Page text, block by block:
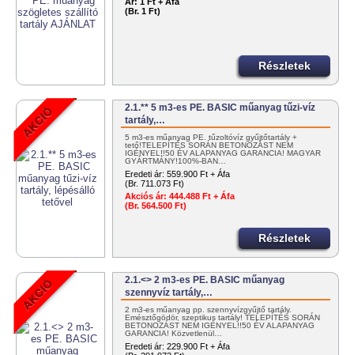
(Br. 1 Ft)
Részletek
2.1.** 5 m3-es PE. BASIC műanyag tűzi-víz
tartály,…
5 m3-es műanyag PE. tűzoltóvíz gyűjtőtartály +
tető!TELEPÍTÉS SORÁN BETONOZÁST NEM
IGÉNYEL!!50 ÉV ALAPANYAG GARANCIA! MAGYAR
GYÁRTMÁNY!100%-BAN…
Eredeti ár: 559.900 Ft + Áfa
(Br. 711.073 Ft)
Akciós ár: 444.488 Ft + Áfa
(Br. 564.500 Ft)
Részletek
2.1.<> 2 m3-es PE. BASIC műanyag
szennyvíz tartály,…
2 m3-es műanyag pp. szennyvízgyűjtő tartály.
Emésztőgödör, szeptikus tartály! TELEPÍTÉS SORÁN
BETONOZÁST NEM IGÉNYEL!!50 ÉV ALAPANYAG
GARANCIA! Közvetlenül…
Eredeti ár: 229.900 Ft + Áfa